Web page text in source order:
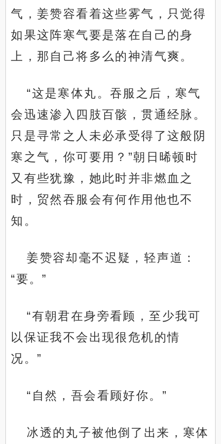
气，姜赞容看着这些雾气，只觉得
如果这阵寒气要是落在自己的身
上，那自己将多么的神清气爽。
“这是寒体丸。吞服之后，寒气
会迅速渗入四肢百骸，贯通经脉。
只是寻常之人未必承受得了这般阴
寒之气，你可要用？”朝日晞顿时
又有些犹豫，她此时并非燃血之
时，贸然吞服会有何作用他也不
知。
姜赞容却毫不迟疑，轻声道：
“要。”
“有朝君在身旁看顾，至少我可
以保证我不会出现很危机的情
况。”
“自然，吾会看顾好你。”
冰透的丸子被他倒了出来，寒体